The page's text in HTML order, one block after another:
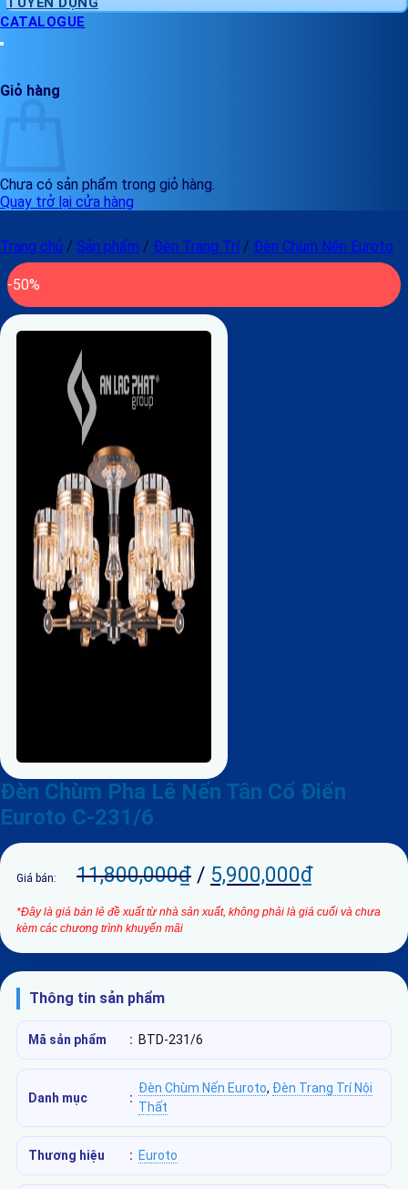
CATALOGUE
Giỏ hàng
Chưa có sản phẩm trong giỏ hàng.
Quay trở lại cửa hàng
Trang chủ / Sản phẩm / Đèn Trang Trí / Đèn Chùm Nến Euroto
-50%
Đèn Chùm Pha Lê Nến Tân Cổ Điển
Euroto C-231/6
Giá bán: 11,800,000₫ / 5,900,000₫
*Đây là giá bán lẻ đề xuất từ nhà sản xuất, không phải là giá cuối và chưa
kèm các chương trình khuyến mãi
Thông tin sản phẩm
Mã sản phẩm : BTD-231/6
Danh mục :
Đèn Chùm Nến Euroto, Đèn Trang Trí Nội
Thất
Thương hiệu : Euroto